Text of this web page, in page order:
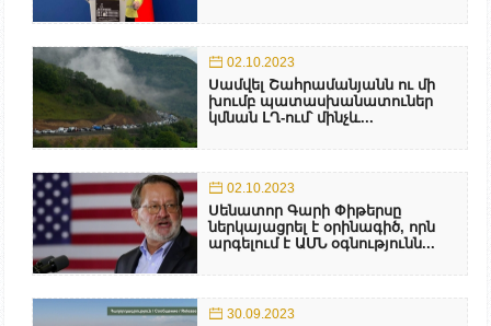
02.10.2023
Սամվել Շահրամանյանն ու մի
խումբ պատասխանատուներ
կմնան ԼՂ-ում՝ մինչև...
02.10.2023
Սենատոր Գարի Փիթերսը
ներկայացրել է օրինագիծ, որն
արգելում է ԱՄՆ օգնությունն...
30.09.2023